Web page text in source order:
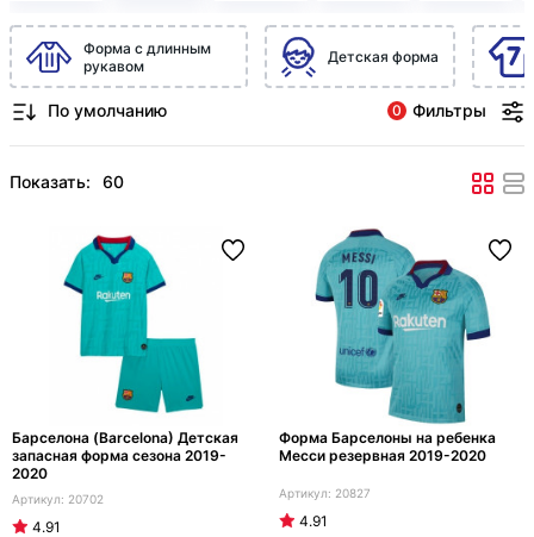
Форма с длинным
рукавом
Детская форма
0 Фильтры
Показать:
Барселона (Barcelona) Детская
запасная форма сезона 2019-
2020
20702
4.91
Форма Барселоны на ребенка
Месси резервная 2019-2020
20827
4.91